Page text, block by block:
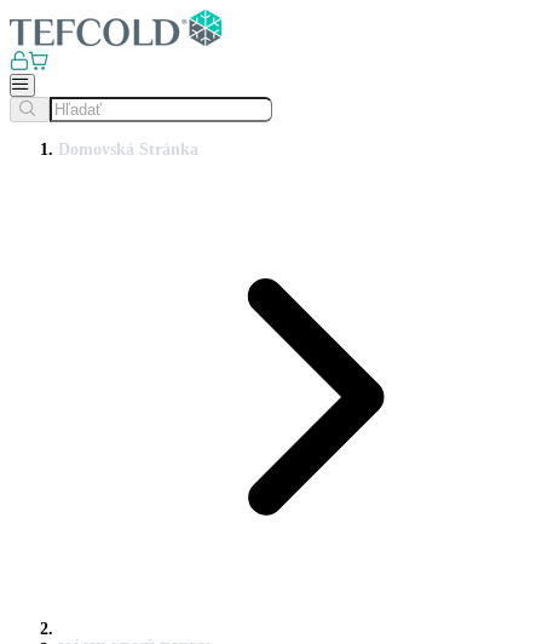
Domovská Stránka